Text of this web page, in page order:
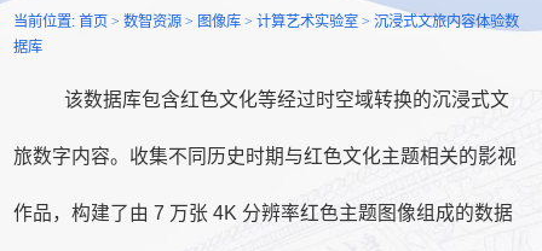
当前位置:首页 > 数智资源 > 图像库 > 计算艺术实验室 > 沉浸式文旅内容体验数
据库
该数据库包含红色文化等经过时空域转换的沉浸式文
旅数字内容。收集不同历史时期与红色文化主题相关的影视
作品，构建了由7 万张4K 分辨率红色主题图像组成的数据